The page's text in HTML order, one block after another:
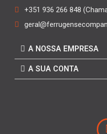
+351 936 266 848
A NOSSA EMPRESA
A SUA CONTA